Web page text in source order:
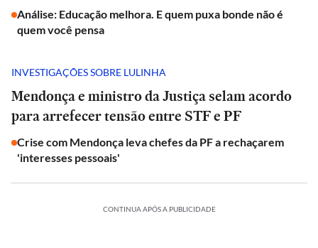
Análise: Educação melhora. E quem puxa bonde não é
quem você pensa
INVESTIGAÇÕES SOBRE LULINHA
Mendonça e ministro da Justiça selam acordo
para arrefecer tensão entre STF e PF
Crise com Mendonça leva chefes da PF a rechaçarem
'interesses pessoais'
CONTINUA APÓS A PUBLICIDADE